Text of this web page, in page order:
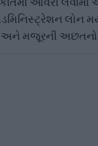
લોન
અને મજૂરની